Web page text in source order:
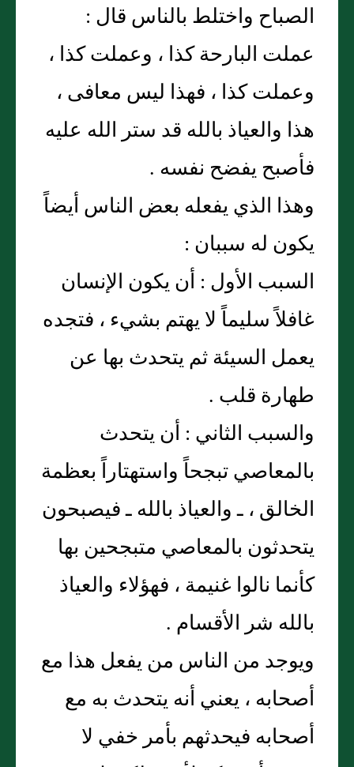
الصباح واختلط بالناس قال :
عملت البارحة كذا ، وعملت كذا ،
وعملت كذا ، فهذا ليس معافى ،
هذا والعياذ بالله قد ستر الله عليه
فأصبح يفضح نفسه .
وهذا الذي يفعله بعض الناس أيضاً
يكون له سببان :
السبب الأول : أن يكون الإنسان
غافلاً سليماً لا يهتم بشيء ، فتجده
يعمل السيئة ثم يتحدث بها عن
طهارة قلب .
والسبب الثاني : أن يتحدث
بالمعاصي تبجحاً واستهتاراً بعظمة
الخالق ، ـ والعياذ بالله ـ فيصبحون
يتحدثون بالمعاصي متبجحين بها
كأنما نالوا غنيمة ، فهؤلاء والعياذ
بالله شر الأقسام .
ويوجد من الناس من يفعل هذا مع
أصحابه ، يعني أنه يتحدث به مع
أصحابه فيحدثهم بأمر خفي لا